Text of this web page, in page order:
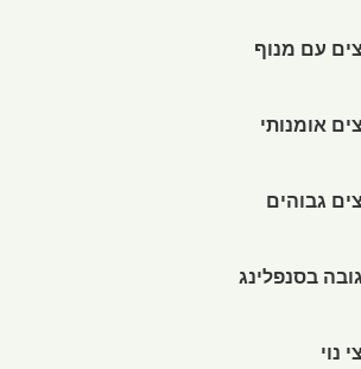
עם מנוף
אומנותי
גבוהים
בסנפלינג
נוי